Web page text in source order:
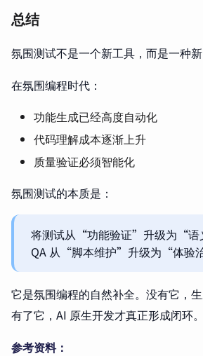
总结
氛围测试不是一个新工具，而是一种新
在氛围编程时代：
功能生成已经高度自动化
代码理解成本逐渐上升
质量验证必须智能化
氛围测试的本质是：
将测试从“功能验证”升级为“语
QA 从“脚本维护”升级为“体验
它是氛围编程的自然补全。没有它，
有了它，AI 原生开发才真正形成闭环。
参考资料：